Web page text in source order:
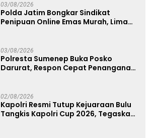
03/08/2026
Polda Jatim Bongkar Sindikat
Penipuan Online Emas Murah, Lima
03/08/2026
Polresta Sumenep Buka Posko
Darurat, Respon Cepat Penanganan
02/08/2026
Kapolri Resmi Tutup Kejuaraan Bulu
Tangkis Kapolri Cup 2026, Tegaskan